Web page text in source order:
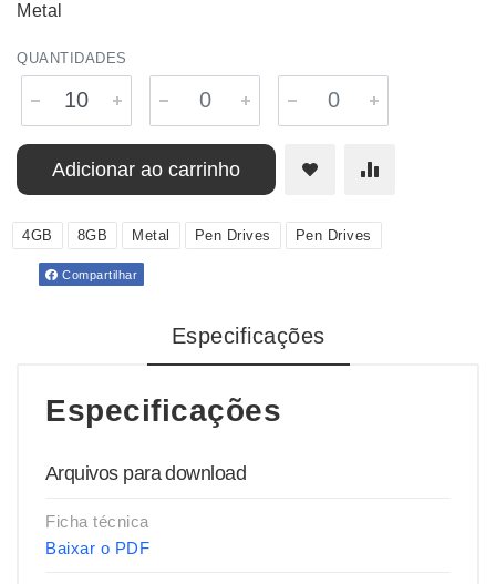
Metal
QUANTIDADES
Adicionar ao carrinho
4GB 8GB Metal Pen Drives Pen Drives
Compartilhar
Especificações
Especificações
Arquivos para download
Ficha técnica
Baixar o PDF